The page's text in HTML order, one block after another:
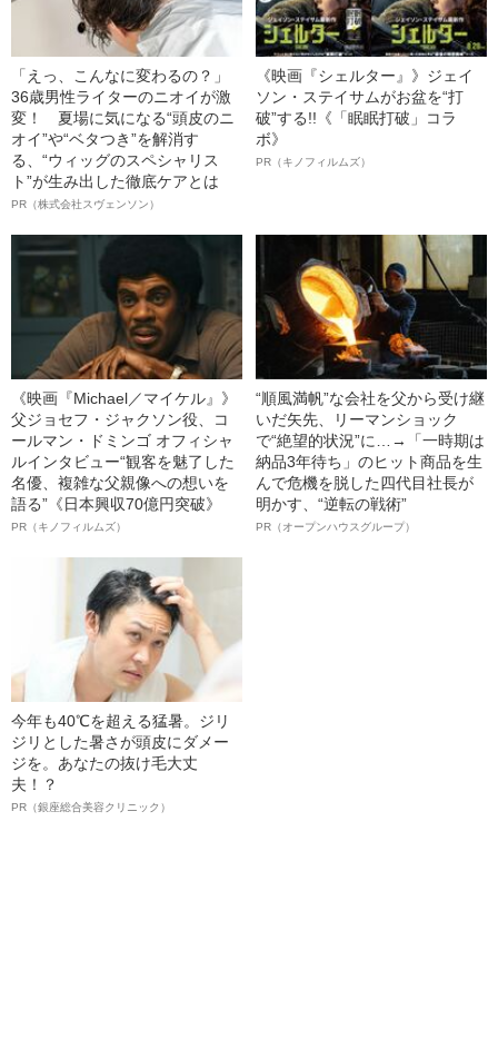
「えっ、こんなに変わるの？」
36歳男性ライターのニオイが激
変！ 夏場に気になる“頭皮のニ
オイ”や“ベタつき”を解消す
る、“ウィッグのスペシャリス
ト”が生み出した徹底ケアとは
PR（株式会社スヴェンソン）
《映画『シェルター』》ジェイ
ソン・ステイサムがお盆を“打
破”する!!《「眠眠打破」コラ
ボ》
PR（キノフィルムズ）
《映画『Michael／マイケル』》
父ジョセフ・ジャクソン役、コ
ールマン・ドミンゴ オフィシャ
ルインタビュー“観客を魅了した
名優、複雑な父親像への想いを
語る”《日本興収70億円突破》
PR（キノフィルムズ）
“順風満帆”な会社を父から受け継
いだ矢先、リーマンショック
で“絶望的状況”に…→「一時期は
納品3年待ち」のヒット商品を生
んで危機を脱した四代目社長が
明かす、“逆転の戦術”
PR（オープンハウスグループ）
今年も40℃を超える猛暑。ジリ
ジリとした暑さが頭皮にダメー
ジを。あなたの抜け毛大丈
夫！？
PR（銀座総合美容クリニック）